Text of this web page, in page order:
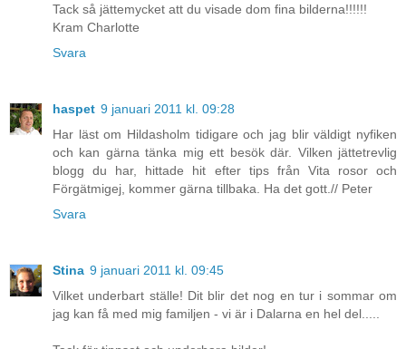
Tack så jättemycket att du visade dom fina bilderna!!!!!!
Kram Charlotte
Svara
haspet 9 januari 2011 kl. 09:28
Har läst om Hildasholm tidigare och jag blir väldigt nyfiken
och kan gärna tänka mig ett besök där. Vilken jättetrevlig
blogg du har, hittade hit efter tips från Vita rosor och
Förgätmigej, kommer gärna tillbaka. Ha det gott.// Peter
Svara
Stina 9 januari 2011 kl. 09:45
Vilket underbart ställe! Dit blir det nog en tur i sommar om
jag kan få med mig familjen - vi är i Dalarna en hel del.....